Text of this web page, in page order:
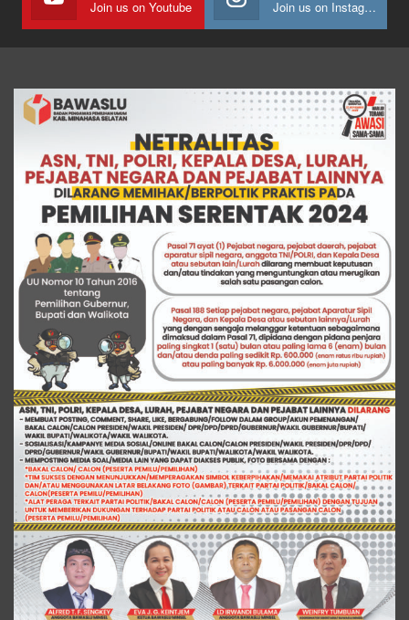
Join us on Youtube Join us on Instagram